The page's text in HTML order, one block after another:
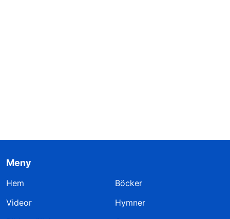
Meny
Hem
Böcker
Videor
Hymner